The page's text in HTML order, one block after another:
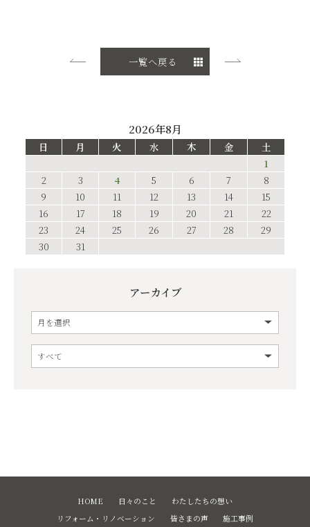
一覧へ戻る
2026年8月
日 月 火 水 木 金
土
1
2
3 4 5 6 7
8
9
10 11 12 13 14
15
16
17 18 19 20 21
22
23
24 25 26 27 28
29
30
31
アーカイブ
HOME 日々のこと
わたしたちの想い
リフォーム・リノベーション
皆さまの声 施工事例